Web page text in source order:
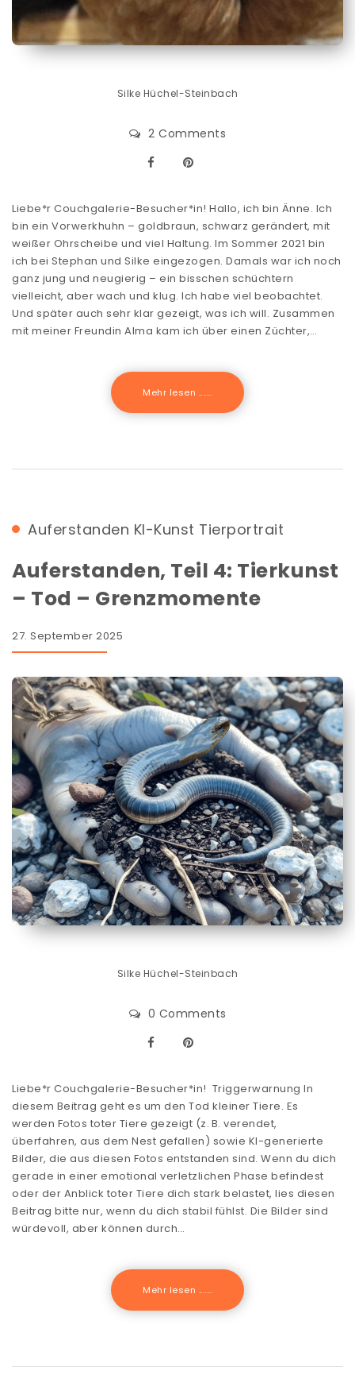
Silke Hüchel-Steinbach
2 Comments
Liebe*r Couchgalerie-Besucher*in! Hallo, ich bin Änne. Ich
bin ein Vorwerkhuhn – goldbraun, schwarz gerändert, mit
weißer Ohrscheibe und viel Haltung. Im Sommer 2021 bin
ich bei Stephan und Silke eingezogen. Damals war ich noch
ganz jung und neugierig – ein bisschen schüchtern
vielleicht, aber wach und klug. Ich habe viel beobachtet.
Und später auch sehr klar gezeigt, was ich will. Zusammen
mit meiner Freundin Alma kam ich über einen Züchter,…
Mehr lesen .......
Auferstanden KI-Kunst Tierportrait
Auferstanden, Teil 4: Tierkunst
– Tod – Grenzmomente
27. September 2025
Silke Hüchel-Steinbach
0 Comments
Liebe*r Couchgalerie-Besucher*in! Triggerwarnung In
diesem Beitrag geht es um den Tod kleiner Tiere. Es
werden Fotos toter Tiere gezeigt (z. B. verendet,
überfahren, aus dem Nest gefallen) sowie KI-generierte
Bilder, die aus diesen Fotos entstanden sind. Wenn du dich
gerade in einer emotional verletzlichen Phase befindest
oder der Anblick toter Tiere dich stark belastet, lies diesen
Beitrag bitte nur, wenn du dich stabil fühlst. Die Bilder sind
würdevoll, aber können durch…
Mehr lesen .......